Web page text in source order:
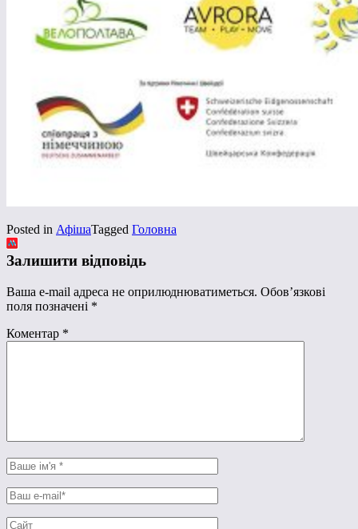
Posted in АфішаTagged Головна
Залишити відповідь
Ваша e-mail адреса не оприлюднюватиметься. Обов’язкові
поля позначені *
Коментар *